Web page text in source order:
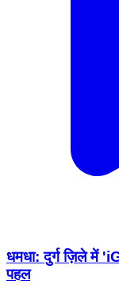
धमधा: दुर्ग ज़िले में
पहल